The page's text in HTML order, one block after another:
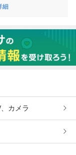
細
カメラ